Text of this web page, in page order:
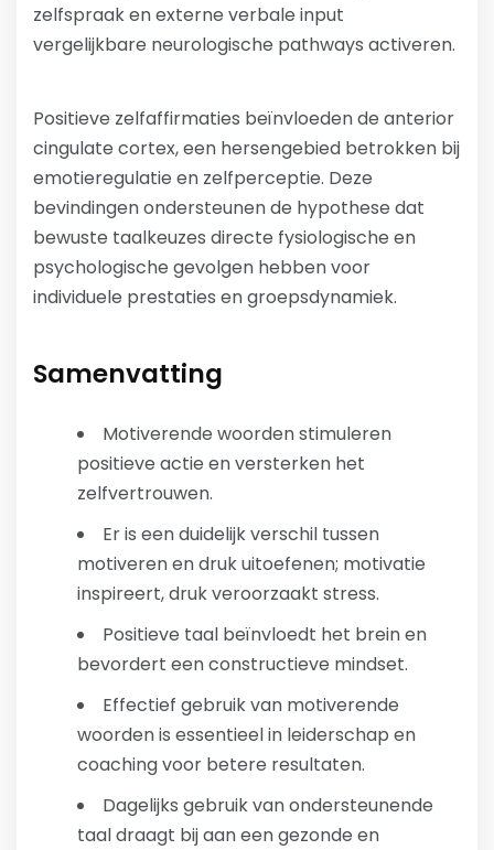
zelfspraak en externe verbale input
vergelijkbare neurologische pathways activeren.
Positieve zelfaffirmaties beïnvloeden de anterior
cingulate cortex, een hersengebied betrokken bij
emotieregulatie en zelfperceptie. Deze
bevindingen ondersteunen de hypothese dat
bewuste taalkeuzes directe fysiologische en
psychologische gevolgen hebben voor
individuele prestaties en groepsdynamiek.
Samenvatting
Motiverende woorden stimuleren
positieve actie en versterken het
zelfvertrouwen.
Er is een duidelijk verschil tussen
motiveren en druk uitoefenen; motivatie
inspireert, druk veroorzaakt stress.
Positieve taal beïnvloedt het brein en
bevordert een constructieve mindset.
Effectief gebruik van motiverende
woorden is essentieel in leiderschap en
coaching voor betere resultaten.
Dagelijks gebruik van ondersteunende
taal draagt bij aan een gezonde en